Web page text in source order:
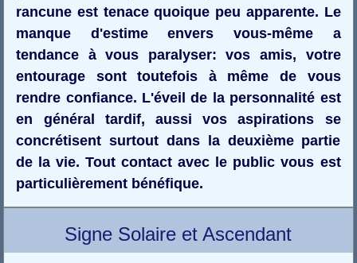
rancune est tenace quoique peu apparente. Le
manque d'estime envers vous-même a
tendance à vous paralyser: vos amis, votre
entourage sont toutefois à même de vous
rendre confiance. L'éveil de la personnalité est
en général tardif, aussi vos aspirations se
concrétisent surtout dans la deuxième partie
de la vie. Tout contact avec le public vous est
particulièrement bénéfique.
Signe Solaire et Ascendant